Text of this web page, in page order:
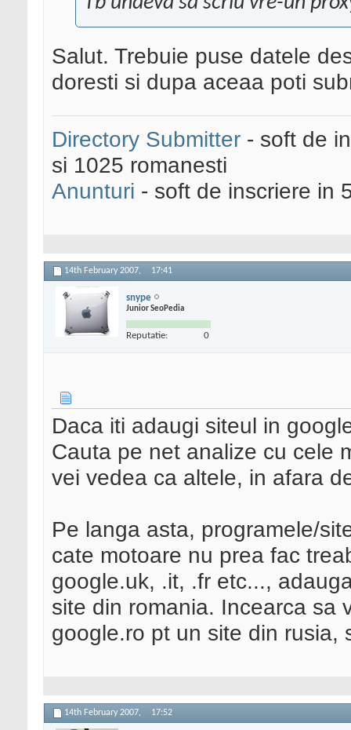
Salut. Trebuie puse datele
doresti si dupa aceaa poti
Directory Submitter - soft de
si 1025 romanesti
Anunturi - soft de inscriere in
14th February 2007, 17:41
snype
Junior SeoPedia
Reputatie: 0
Daca iti adaugi siteul in
Cauta pe net analize cu cele
vei vedea ca altele, in afara
Pe langa asta, programele/
cate motoare nu prea fac
google.uk, .it, .fr etc...,
site din romania. Incearca sa
google.ro pt un site din rusia,
14th February 2007, 17:52